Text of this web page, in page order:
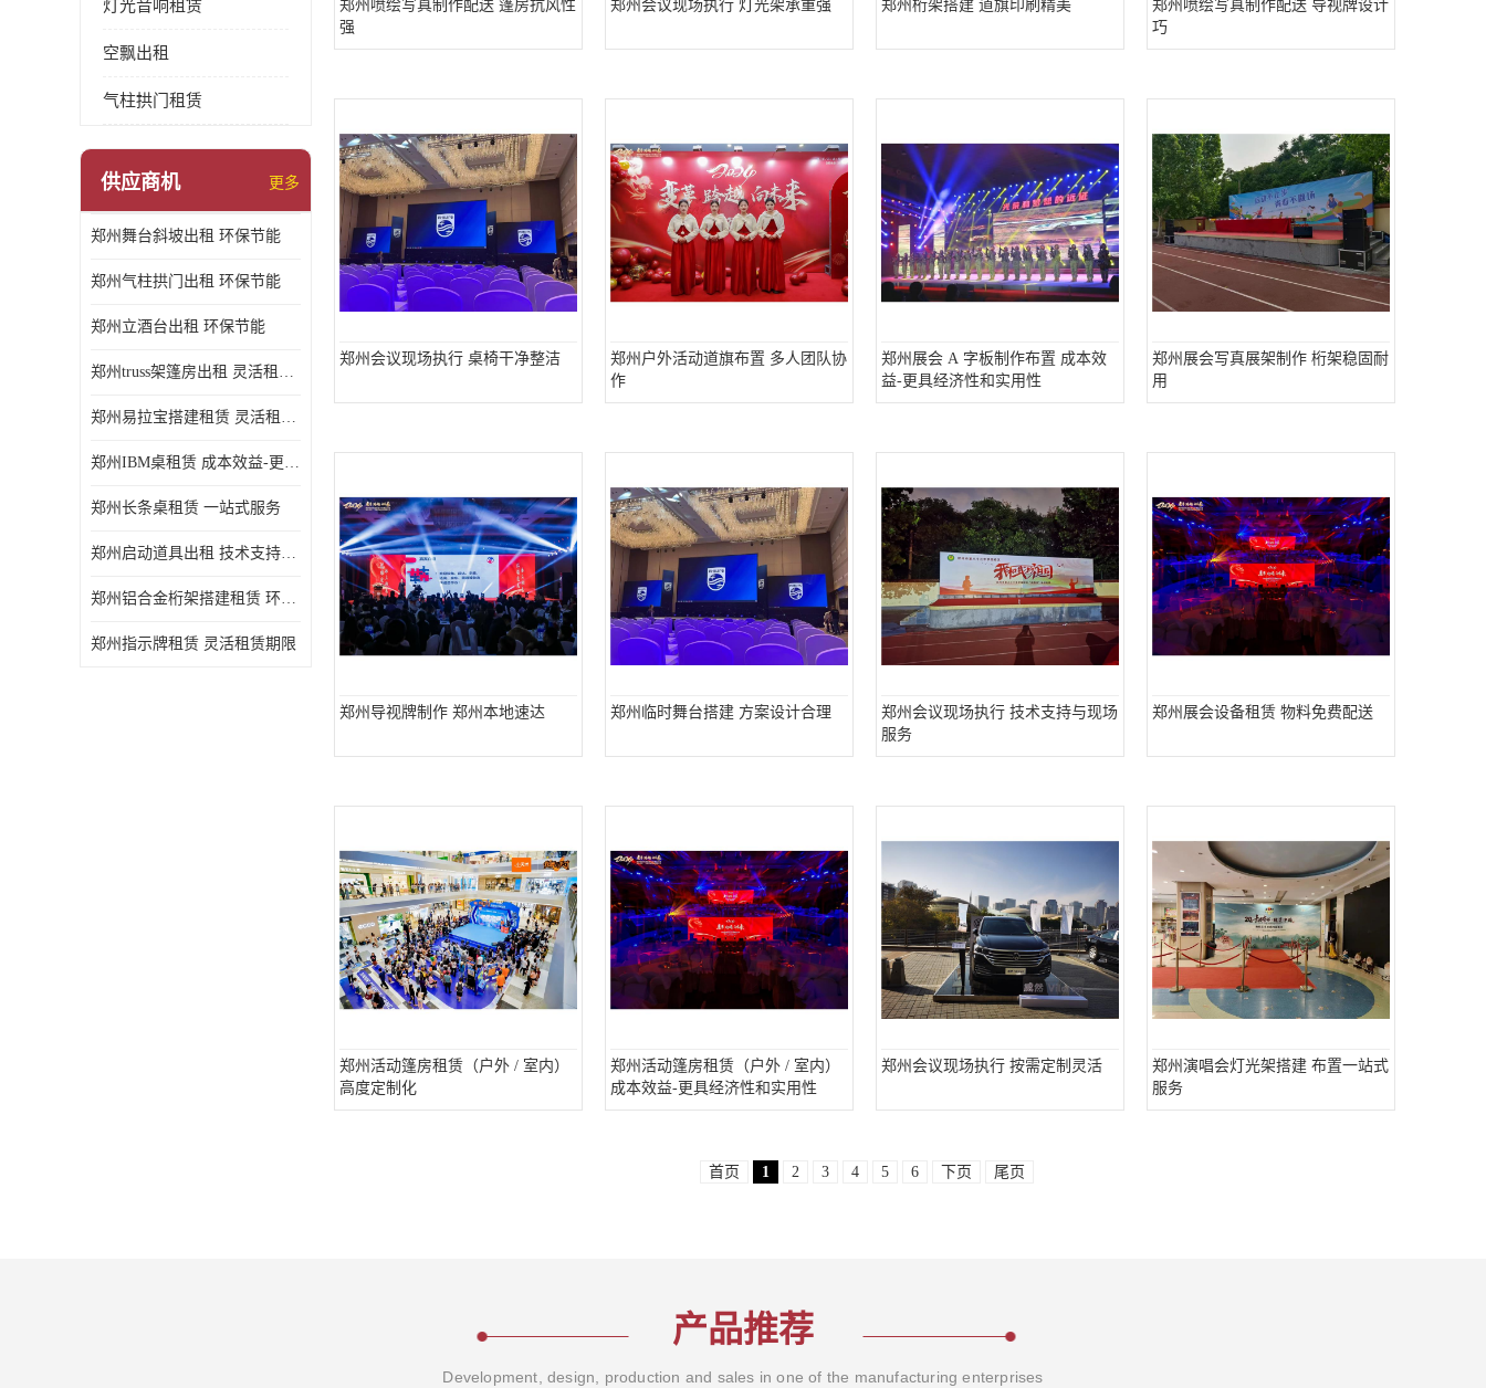
灯光音响租赁
空飘出租
气柱拱门租赁
供应商机 更多
郑州舞台斜坡出租 环保节能
郑州气柱拱门出租 环保节能
郑州立酒台出租 环保节能
郑州truss架篷房出租 灵活租赁期限
郑州易拉宝搭建租赁 灵活租赁期限
郑州IBM桌租赁 成本效益-更具经济性和实用性
郑州长条桌租赁 一站式服务
郑州启动道具出租 技术支持与现场服务
郑州铝合金桁架搭建租赁 环保节能
郑州指示牌租赁 灵活租赁期限
郑州喷绘写真制作配送 篷房抗风性
强
郑州会议现场执行 灯光架承重强 郑州桁架搭建 道旗印刷精美
郑州喷绘写真制作配送 导视牌设计
巧
郑州会议现场执行 桌椅干净整洁
郑州户外活动道旗布置 多人团队协
作
郑州展会 A 字板制作布置 成本效
益-更具经济性和实用性
郑州展会写真展架制作 桁架稳固耐
用
郑州导视牌制作 郑州本地速达 郑州临时舞台搭建 方案设计合理
郑州会议现场执行 技术支持与现场
服务
郑州展会设备租赁 物料免费配送
郑州活动篷房租赁（户外 / 室内）
高度定制化
郑州活动篷房租赁（户外 / 室内）
成本效益-更具经济性和实用性
郑州会议现场执行 按需定制灵活
郑州演唱会灯光架搭建 布置一站式
服务
首页 1 2 3 4 5 6 下页 尾页
产品推荐
Development, design, production and sales in one of the manufacturing enterprises